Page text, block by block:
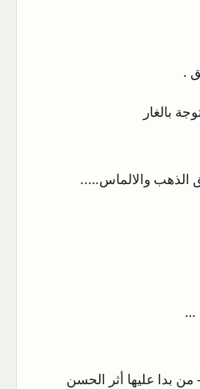
.
بالغار
الذهب والالماس…..
…
بدا عليها أثر الحسن